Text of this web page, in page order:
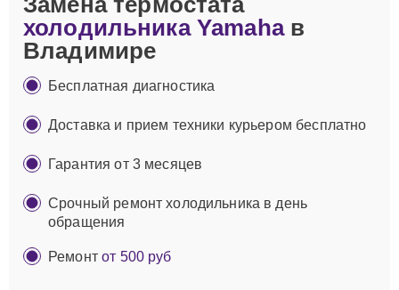
холодильника Yamahaв
Владимире
Бесплатная диагностика
Доставка и прием техники курьером бесплатно
Гарантия от 3 месяцев
Срочный ремонт холодильника в день
обращения
Ремонтот 500 руб